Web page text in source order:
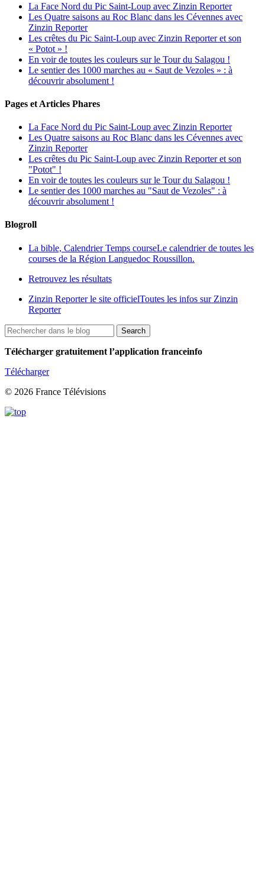
La Face Nord du Pic Saint-Loup avec Zinzin Reporter
Les Quatre saisons au Roc Blanc dans les Cévennes avec
Zinzin Reporter
Les crêtes du Pic Saint-Loup avec Zinzin Reporter et son
« Potot » !
En voir de toutes les couleurs sur le Tour du Salagou !
Le sentier des 1000 marches au « Saut de Vezoles » : à
découvrir absolument !
Pages et Articles Phares
La Face Nord du Pic Saint-Loup avec Zinzin Reporter
Les Quatre saisons au Roc Blanc dans les Cévennes avec
Zinzin Reporter
Les crêtes du Pic Saint-Loup avec Zinzin Reporter et son
"Potot" !
En voir de toutes les couleurs sur le Tour du Salagou !
Le sentier des 1000 marches au "Saut de Vezoles" : à
découvrir absolument !
Blogroll
La bible, Calendrier Temps courseLe calendrier de toutes les
courses de la Région Languedoc Roussillon.
Retrouvez les résultats
Zinzin Reporter le site officielToutes les infos sur Zinzin
Reporter
Télécharger gratuitement l’application franceinfo
Télécharger
© 2026 France Télévisions